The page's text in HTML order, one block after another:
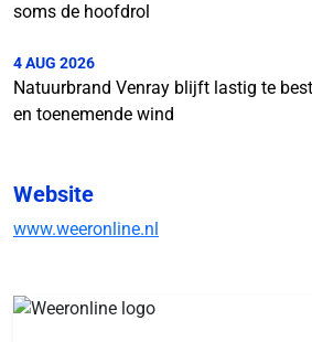
soms de hoofdrol
4 AUG 2026
Natuurbrand Venray blijft lastig te
en toenemende wind
Website
www.weeronline.nl